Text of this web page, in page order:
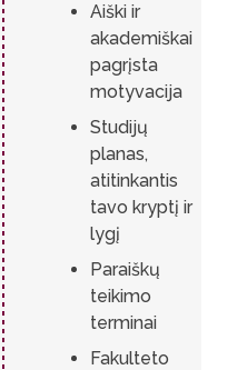
Aiški ir
akademiškai
pagrįsta
motyvacija
Studijų
planas,
atitinkantis
tavo kryptį ir
lygį
Paraiškų
teikimo
terminai
Fakulteto